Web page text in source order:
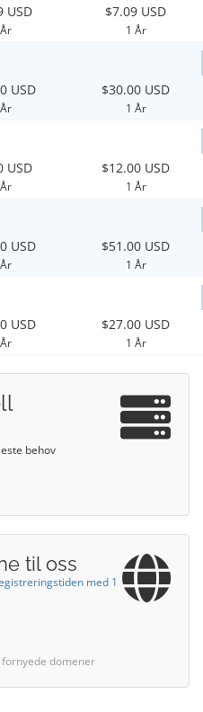
USD $7.09 USD
1 År
USD $30.00 USD
1 År
USD $12.00 USD
1 År
USD $51.00 USD
1 År
USD $27.00 USD
1 År
behov
til oss
med 1
domener